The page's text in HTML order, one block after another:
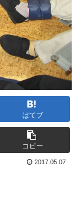
はてブ
コピー
2017.05.07